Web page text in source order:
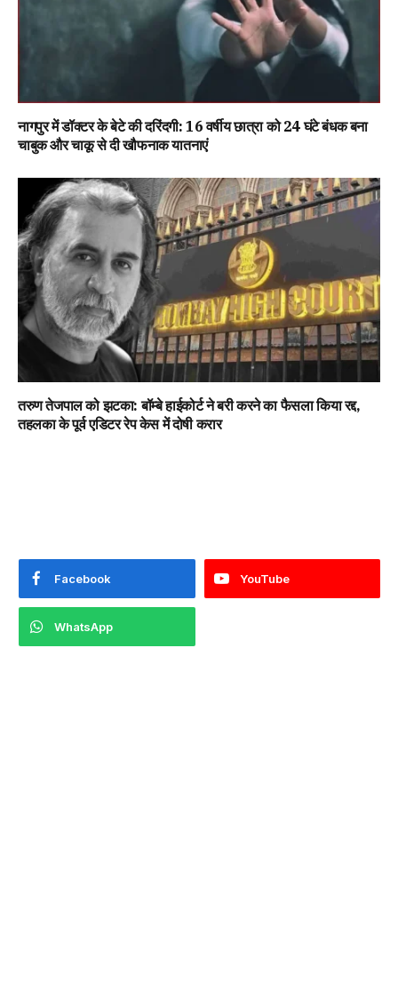
नागपुर में डॉक्टर के बेटे की दरिंदगी: 16 वर्षीय छात्रा को 24 घंटे बंधक बना
चाबुक और चाकू से दी खौफनाक यातनाएं
तरुण तेजपाल को झटका: बॉम्बे हाईकोर्ट ने बरी करने का फैसला किया रद्द,
तहलका के पूर्व एडिटर रेप केस में दोषी करार
Facebook YouTube
WhatsApp